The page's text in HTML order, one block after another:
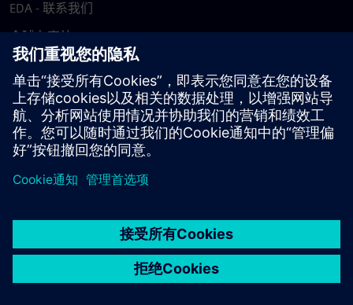
EDA - 联系我们
全球办事处
支持中心
提供反馈
报告盗版行为
© Siemens2026